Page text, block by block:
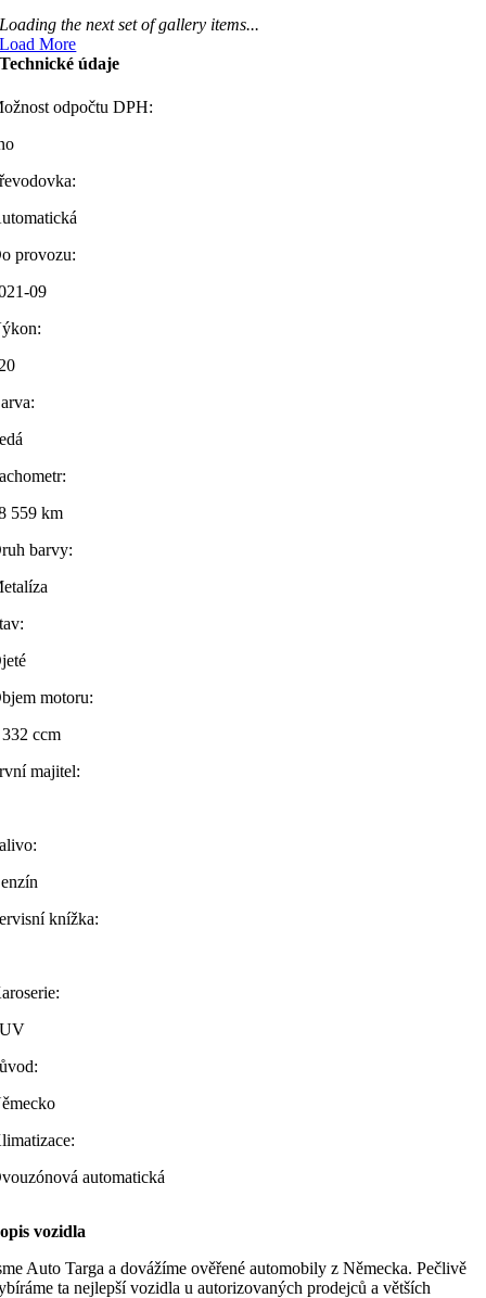
Loading the next set of gallery items...
Load More
Technické údaje
odpočtu DPH:
provozu:
09
559 km
barvy:
motoru:
ccm
majitel:
knížka:
automatická
vozidla
Auto Targa a dovážíme ověřené automobily z Německa. Pečlivě
ta nejlepší vozidla u autorizovaných prodejců a větších